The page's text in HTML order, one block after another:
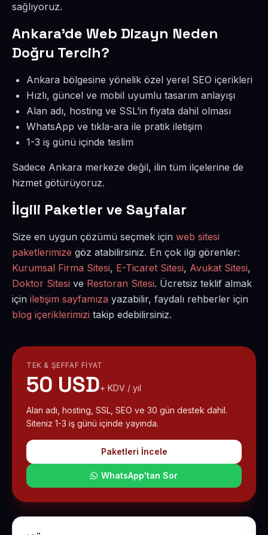
sağlıyoruz.
Ankara’de Web Dizayn Neden
Doğru Tercih?
Ankara bölgesine yönelik özel yerel SEO içerikleri
Hızlı, güncel ve mobil uyumlu tasarım anlayışı
Alan adı, hosting ve SSL’in fiyata dahil olması
WhatsApp ve tıkla-ara ile pratik iletişim
1-3 iş günü içinde teslim
Sadece Ankara merkeze değil, ilin tüm ilçelerine de
hizmet götürüyoruz.
İlgili Paketler ve Sayfalar
Size en uygun çözümü seçmek için web sitesi
paketlerimize göz atabilirsiniz. En çok ilgi görenler:
Kurumsal Firma Sitesi, E-Ticaret Sitesi, Avukat Sitesi,
Doktor Sitesi ve Restoran Sitesi. Ücretsiz teklif almak
için iletişim sayfamıza yazabilir, faydalı rehberler için
blog içeriklerimizi takip edebilirsiniz.
TEK & ŞEFFAF FIYAT
50 USD+ KDV / yıl
Alan adı, hosting, SSL, SEO ve 30 gün destek dahil.
Siteniz 1-3 iş günü içinde yayında.
Paketleri İncele
WhatsApp'tan Sor